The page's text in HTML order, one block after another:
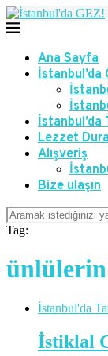
Ana Sayfa
İstanbul’da
İstanbul’da
Lezzet
Alışveriş
Bize ulaşın
Tag:
İstanbul'da
İstiklal